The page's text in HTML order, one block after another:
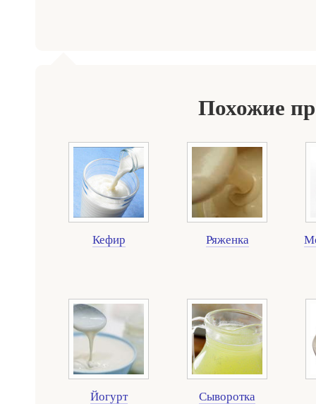
Похожие
Кефир Ряженка
Йогурт Сыворотка